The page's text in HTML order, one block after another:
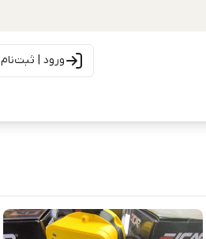
ورود | ثبت‌نام